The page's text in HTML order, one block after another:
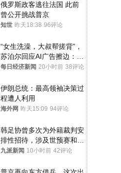
俄罗斯政客逃往法国 此前
曾公开挑战普京
知世 昨天18:38 96评论
“女生洗澡，大叔帮搓背”，
苏泊尔回应AI广告擦边：视
频全下架，已强化内容管理
每日经济新闻 20小时前 38评论
伊朗总统：最高领袖决策过
程遭人利用
海外网 昨天15:09 94评论
韩足协曾多次为外籍裁判安
排性招待，涉及世预赛和奥
预赛，韩足协回应
九派新闻 10小时前 42评论